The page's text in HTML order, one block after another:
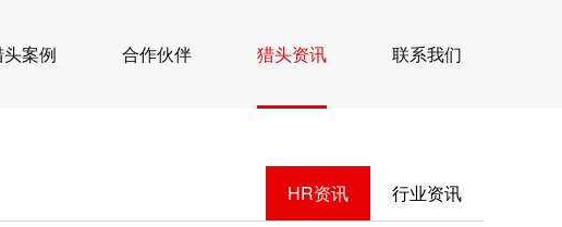
案例 合作伙伴 猎头资讯 联系我们
HR资讯 行业资讯